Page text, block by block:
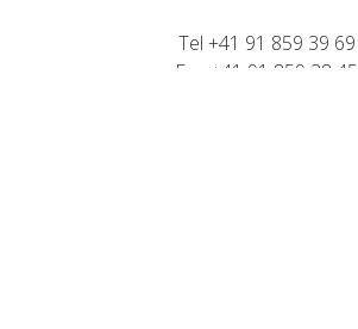
Tel +41 91 859 39 69
Fax +41 91 859 38 45